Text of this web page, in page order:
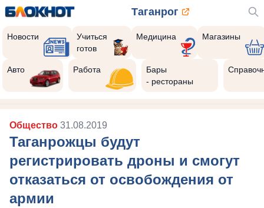
Таганрог
Новости
Учиться
готов
Медицина Магазины
Авто Работа
Бары
- рестораны
Общество 31.08.2019
Таганрожцы будут
регистрировать дроны и смогут
отказаться от освобождения от
армии